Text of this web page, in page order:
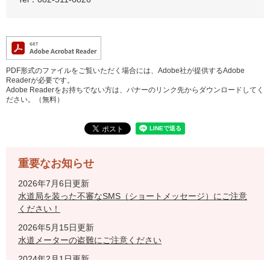
PDF形式のファイルをご覧いただく場合には、Adobe社が提供するAdobe
Readerが必要です。
Adobe Readerをお持ちでない方は、バナーのリンク先からダウンロードしてく
ださい。（無料）
重要なお知らせ
2026年7月6日更新
水道局を装った不審なSMS（ショートメッセージ）にご注意
ください！
2026年5月15日更新
水道メーターの盗難にご注意ください